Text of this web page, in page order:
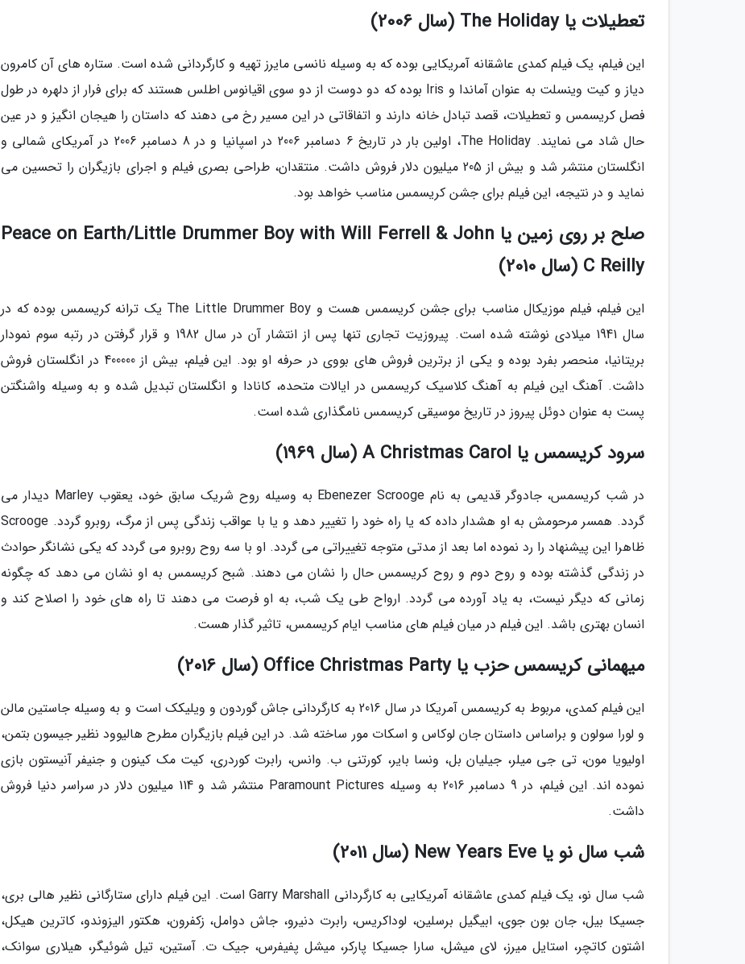
تعطیلات یا The Holiday (سال 2006)
این فیلم، یک فیلم کمدی عاشقانه آمریکایی بوده که به وسیله نانسی مایرز تهیه و کارگردانی شده است. ستاره های آن کامرون
دیاز و کیت وینسلت به عنوان آماندا و Iris بوده که دو دوست از دو سوی اقیانوس اطلس هستند که برای فرار از دلهره در طول
فصل کریسمس و تعطیلات، قصد تبادل خانه دارند و اتفاقاتی در این مسیر رخ می دهند که داستان را هیجان انگیز و در عین
حال شاد می نمایند. The Holiday، اولین بار در تاریخ 6 دسامبر 2006 در اسپانیا و در 8 دسامبر 2006 در آمریکای شمالی و
انگلستان منتشر شد و بیش از 205 میلیون دلار فروش داشت. منتقدان، طراحی بصری فیلم و اجرای بازیگران را تحسین می
نماید و در نتیجه، این فیلم برای جشن کریسمس مناسب خواهد بود.
صلح بر روی زمین یا Peace on Earth/Little Drummer Boy with Will Ferrell & John
C Reilly (سال 2010)
این فیلم، فیلم موزیکال مناسب برای جشن کریسمس هست و The Little Drummer Boy یک ترانه کریسمس بوده که در
سال 1941 میلادی نوشته شده است. پیروزیت تجاری تنها پس از انتشار آن در سال 1982 و قرار گرفتن در رتبه سوم نمودار
بریتانیا، منحصر بفرد بوده و یکی از برترین فروش های بووی در حرفه او بود. این فیلم، بیش از 400000 در انگلستان فروش
داشت. آهنگ این فیلم به آهنگ کلاسیک کریسمس در ایالات متحده، کانادا و انگلستان تبدیل شده و به وسیله واشنگتن
پست به عنوان دوئل پیروز در تاریخ موسیقی کریسمس نامگذاری شده است.
سرود کریسمس یا A Christmas Carol (سال 1969)
در شب کریسمس، جادوگر قدیمی به نام Ebenezer Scrooge به وسیله روح شریک سابق خود، یعقوب Marley دیدار می
گردد. همسر مرحومش به او هشدار داده که یا راه خود را تغییر دهد و یا با عواقب زندگی پس از مرگ، روبرو گردد. Scrooge
ظاهرا این پیشنهاد را رد نموده اما بعد از مدتی متوجه تغییراتی می گردد. او با سه روح روبرو می گردد که یکی نشانگر حوادث
در زندگی گذشته بوده و روح دوم و روح کریسمس حال را نشان می دهند. شبح کریسمس به او نشان می دهد که چگونه
زمانی که دیگر نیست، به یاد آورده می گردد. ارواح طی یک شب، به او فرصت می دهند تا راه های خود را اصلاح کند و
انسان بهتری باشد. این فیلم در میان فیلم های مناسب ایام کریسمس، تاثیر گذار هست.
میهمانی کریسمس حزب یا Office Christmas Party (سال 2016)
این فیلم کمدی، مربوط به کریسمس آمریکا در سال 2016 به کارگردانی جاش گوردون و ویلیکک است و به وسیله جاستین مالن
و لورا سولون و براساس داستان جان لوکاس و اسکات مور ساخته شد. در این فیلم بازیگران مطرح هالیوود نظیر جیسون بتمن،
اولیویا مون، تی جی میلر، جیلیان بل، ونسا بایر، کورتنی ب. وانس، رابرت کوردری، کیت مک کینون و جنیفر آنیستون بازی
نموده اند. این فیلم، در 9 دسامبر 2016 به وسیله Paramount Pictures منتشر شد و 114 میلیون دلار در سراسر دنیا فروش
داشت.
شب سال نو یا New Years Eve (سال 2011)
شب سال نو، یک فیلم کمدی عاشقانه آمریکایی به کارگردانی Garry Marshall است. این فیلم دارای ستارگانی نظیر هالی بری،
جسیکا بیل، جان بون جوی، ابیگیل برسلین، لوداکریس، رابرت دنیرو، جاش دوامل، زکفرون، هکتور الیزوندو، کاترین هیکل،
اشتون کاتچر، استایل میرز، لای میشل، سارا جسیکا پارکر، میشل پفیفرس، جیک ت. آستین، تیل شوئیگر، هیلاری سوانک،